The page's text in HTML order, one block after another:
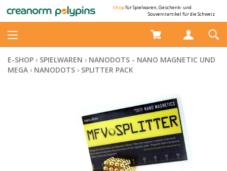
Shopfür Spielwaren, Geschenk- und
Souvenirartikel für die Schweiz
E-SHOP › SPIELWAREN › NANODOTS - NANO MAGNETIC UND
MEGA › NANODOTS › SPLITTER PACK